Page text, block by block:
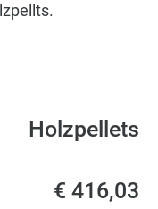
Holzpellets
€ 416,03